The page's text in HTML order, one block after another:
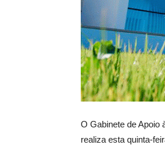
O Gabinete de Apoio
realiza esta quinta-